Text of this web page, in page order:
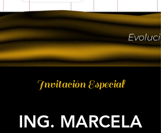
Invitación Especial
ING. MARCELA